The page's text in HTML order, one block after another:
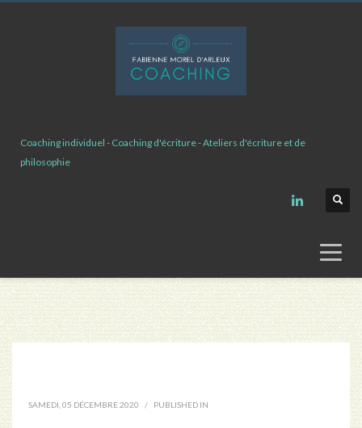
Coaching individuel - Coaching d'écriture - Ateliers d'écriture et de
philosophie
SAMEDI, 05 DÉCEMBRE 2020 / PUBLISHED IN